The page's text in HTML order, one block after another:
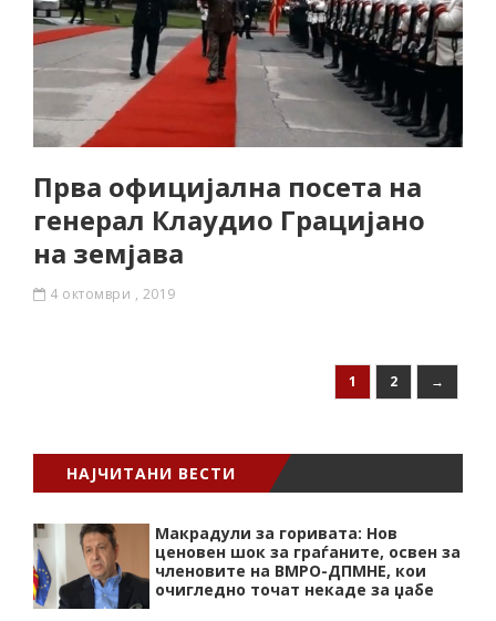
Прва официјална посета на
генерал Клаудио Грацијано
на земјава
4 октомври , 2019
1 2 →
НАЈЧИТАНИ ВЕСТИ
Макрадули за горивата: Нов
ценовен шок за граѓаните, освен за
членовите на ВМРО-ДПМНЕ, кои
очигледно точат некаде за џабе